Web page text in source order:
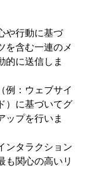
や行動に基づ
を含む一連のメ
的に送信しま
例：ウェブサイ
）に基づいてグ
ップを行いま
ンタラクション
も関心の高いリ